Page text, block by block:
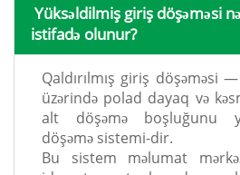
Yüksəldilmiş giriş döşəməsi
istifadə olunur?
Qaldırılmış giriş döşəməsi
üzərində polad dayaq və
alt döşəmə boşluğunu
döşəmə sistemi-dir.
Bu sistem məlumat